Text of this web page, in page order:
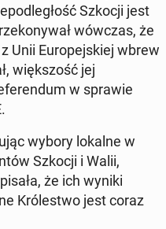
Szkocji jest
wówczas, że
Unii Eu­rope­jskiej wbrew
więk­szość jej
w sprawie
wybory lokalne w
Szkocji i Walii,
że ich wyniki
Królest­wo jest coraz